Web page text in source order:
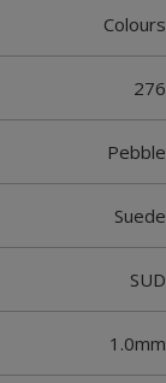
Colours
276
Pebble
Suede
SUD
1.0mm